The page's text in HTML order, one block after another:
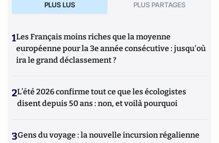
PLUS LUS PLUS PARTAGES
1Les Français moins riches que la moyenne
européenne pour la 3e année consécutive : jusqu'où
ira le grand déclassement ?
2L’été 2026 confirme tout ce que les écologistes
disent depuis 50 ans : non, et voilà pourquoi
3Gens du voyage : la nouvelle incursion régalienne